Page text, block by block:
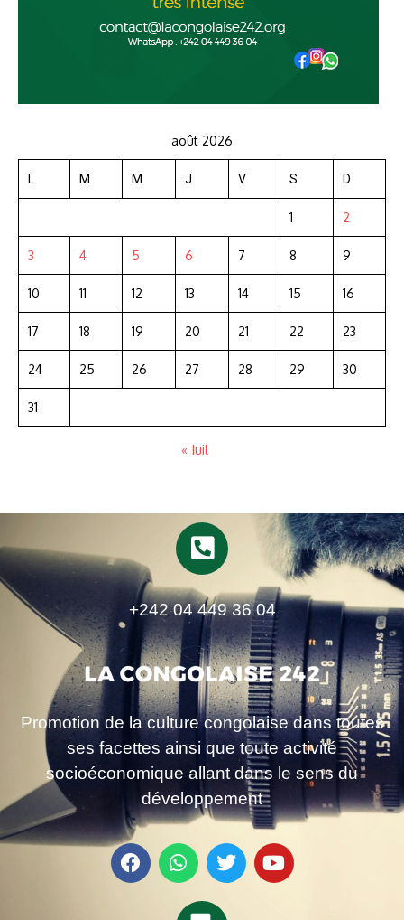
août 2026
L M M J V S D
1 2
3 4 5 6 7 8 9
10 11 12 13 14 15 16
17 18 19 20 21 22 23
24 25 26 27 28 29 30
31
« Juil
+242 04 449 36 04
Promotion de la culture congolaise dans toutes
ses facettes ainsi que toute activité
socioéconomique allant dans le sens du
développement